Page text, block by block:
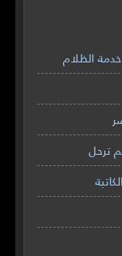
الظلام
ترحل